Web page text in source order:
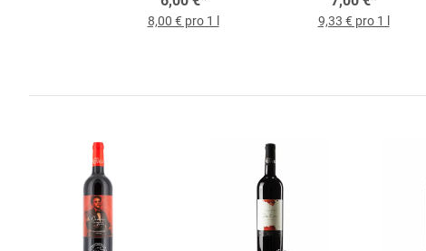
8,00 € pro 1 l 9,33 € pro 1 l